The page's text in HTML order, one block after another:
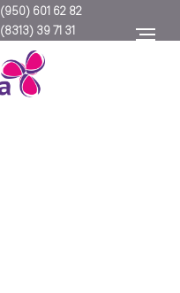
(950) 601 62 82
(8313) 39 71 31